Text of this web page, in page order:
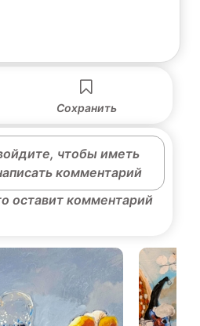
Сохранить
чтобы иметь
комментарий
оставит комментарий